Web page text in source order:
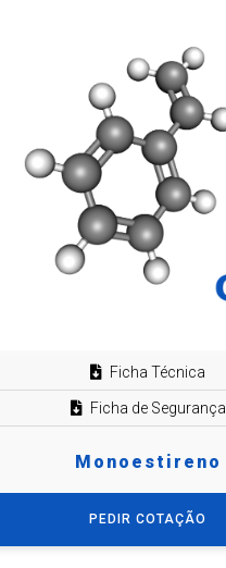
Ficha Técnica
Ficha de Segurança
Monoestireno
PEDIR COTAÇÃO